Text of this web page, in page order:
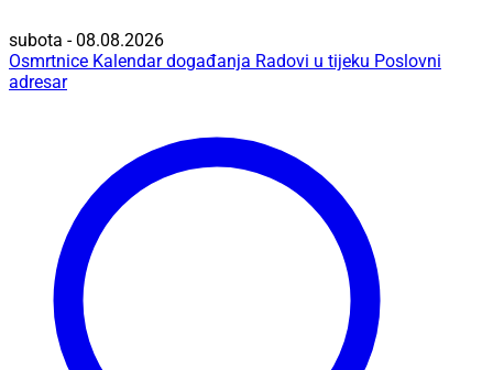
subota - 08.08.2026
Osmrtnice Kalendar događanja Radovi u tijeku Poslovni
adresar